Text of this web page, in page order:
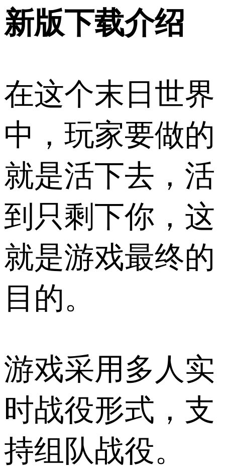
新版下载介绍
在这个末日世界
中，玩家要做的
就是活下去，活
到只剩下你，这
就是游戏最终的
目的。
游戏采用多人实
时战役形式，支
持组队战役。